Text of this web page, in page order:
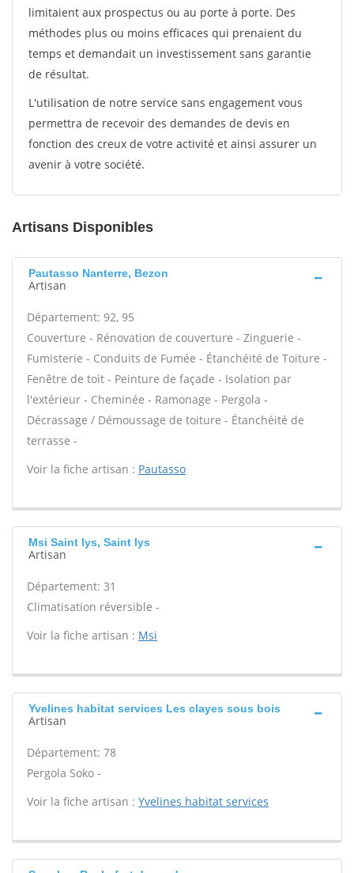
limitaient aux prospectus ou au porte à porte. Des
méthodes plus ou moins efficaces qui prenaient du
temps et demandait un investissement sans garantie
de résultat.
L'utilisation de notre service sans engagement vous
permettra de recevoir des demandes de devis en
fonction des creux de votre activité et ainsi assurer un
avenir à votre société.
Artisans Disponibles
Pautasso Nanterre, Bezon
Artisan
Département: 92, 95
Couverture - Rénovation de couverture - Zinguerie -
Fumisterie - Conduits de Fumée - Étanchéité de Toiture -
Fenêtre de toit - Peinture de façade - Isolation par
l'extérieur - Cheminée - Ramonage - Pergola -
Décrassage / Démoussage de toiture - Étanchéité de
terrasse -
Voir la fiche artisan : Pautasso
Msi Saint lys, Saint lys
Artisan
Département: 31
Climatisation réversible -
Voir la fiche artisan : Msi
Yvelines habitat services Les clayes sous bois
Artisan
Département: 78
Pergola Soko -
Voir la fiche artisan : Yvelines habitat services